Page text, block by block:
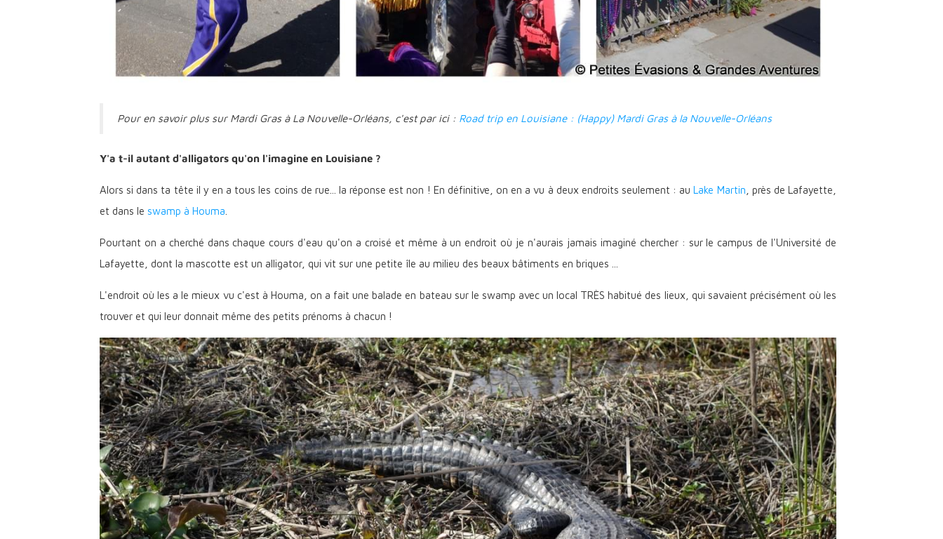
Pour en savoir plus sur Mardi Gras à La Nouvelle-Orléans, c'est par ici : Road trip en Louisiane : (Happy) Mardi Gras à la Nouvelle-Orléans
Y'a t-il autant d'alligators qu'on l'imagine en Louisiane ?
Alors si dans ta tête il y en a tous les coins de rue... la réponse est non ! En définitive, on en a vu à deux endroits seulement : au Lake Martin, près de Lafayette,
et dans le swamp à Houma.
Pourtant on a cherché dans chaque cours d'eau qu'on a croisé et même à un endroit où je n'aurais jamais imaginé chercher : sur le campus de l'Université de
Lafayette, dont la mascotte est un alligator, qui vit sur une petite île au milieu des beaux bâtiments en briques ...
L'endroit où les a le mieux vu c'est à Houma, on a fait une balade en bateau sur le swamp avec un local TRÈS habitué des lieux, qui savaient précisément où les
trouver et qui leur donnait même des petits prénoms à chacun !